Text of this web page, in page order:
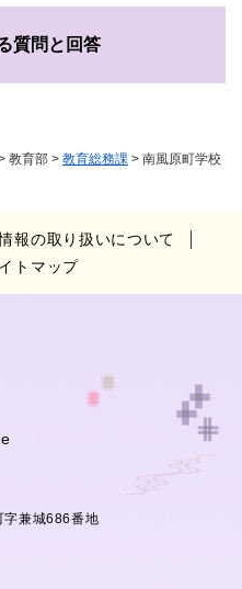
教育部 > 教育総務課 > 南風原町学校
質問と回答
報の取り扱いについて
トマップ
兼城686番地